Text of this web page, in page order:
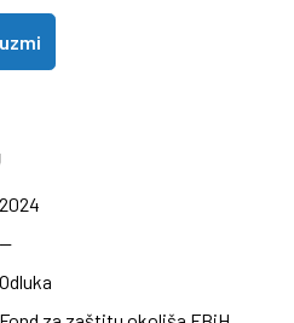
2024
—
Odluka